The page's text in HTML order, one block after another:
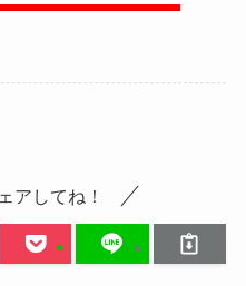
アしてね！